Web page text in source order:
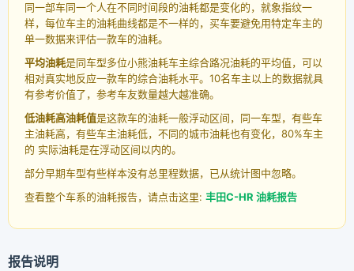
同一部车同一个人在不同时间段的油耗都是变化的，就象指纹一
样，每位车主的油耗曲线都是不一样的，买车要避免用特定车主的
单一数据来评估一款车的油耗。
平均油耗是同车型多位小熊油耗车主综合路况油耗的平均值，可以
相对真实地反应一款车的综合油耗水平。10名车主以上的数据就具
有参考价值了，参考车友数量越大越准确。
低油耗高油耗值是这款车的油耗一般浮动区间，同一车型，有些车
主油耗高，有些车主油耗低，不同的城市油耗也有变化，80%车主
的 实际油耗是在浮动区间以内的。
部分早期车型有些样本没有总里程数据，已从统计图中忽略。
查看整个车系的油耗报告，请点击这里: 丰田C-HR 油耗报告
报告说明